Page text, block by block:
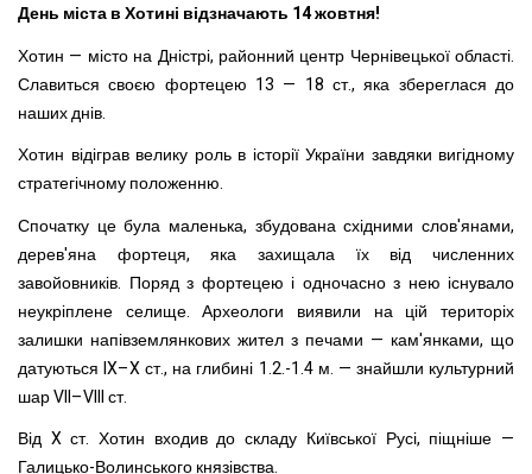
День міста в Хотині відзначають 14 жовтня!
Хотин — місто на Дністрі, районний центр Чернівецької області.
Славиться своєю фортецею 13 — 18 ст., яка збереглася до
наших днів.
Хотин відіграв велику роль в історії України завдяки вигідному
стратегічному положенню.
Спочатку це була маленька, збудована східними слов'янами,
дерев'яна фортеця, яка захищала їх від численних
завойовників. Поряд з фортецею і одночасно з нею існувало
неукріплене селище. Археологи виявили на цій територіх
залишки напівземлянкових жител з печами — кам'янками, що
датуються IX–X ст., на глибині 1.2.-1.4 м. — знайшли культурний
шар VII–VIII ст.
Від X ст. Хотин входив до складу Київської Русі, піщніше —
Галицько-Волинського князівства.